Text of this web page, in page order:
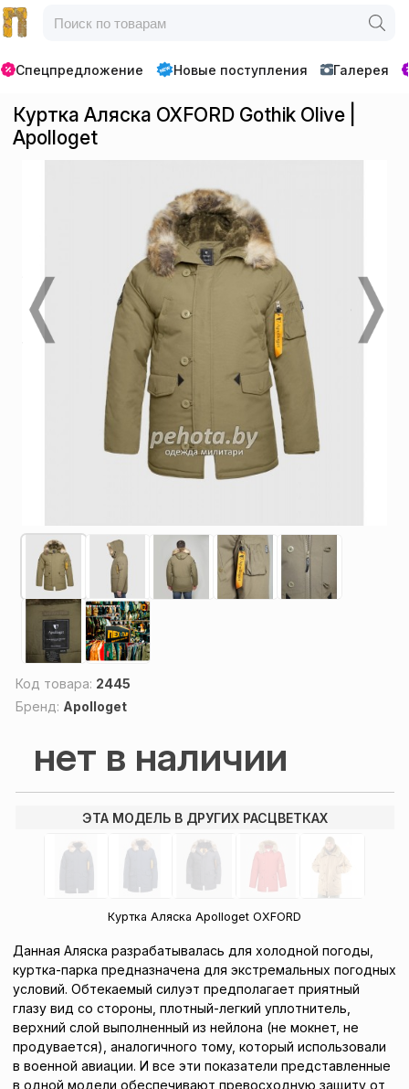
Спецпредложение Новые поступления Галерея
Куртка Аляска OXFORD Gothik Olive |
Apolloget
Код товара: 2445
Бренд: Apolloget
нет в наличии
ЭТА МОДЕЛЬ В ДРУГИХ РАСЦВЕТКАХ
Куртка Аляска Apolloget OXFORD
Данная Аляска разрабатывалась для холодной погоды,
куртка-парка предназначена для экстремальных погодных
условий. Обтекаемый силуэт предполагает приятный
глазу вид со стороны, плотный-легкий уплотнитель,
верхний слой выполненный из нейлона (не мокнет, не
продувается), аналогичного тому, который использовали
в военной авиации. И все эти показатели представленные
в одной модели обеспечивают превосходную защиту от